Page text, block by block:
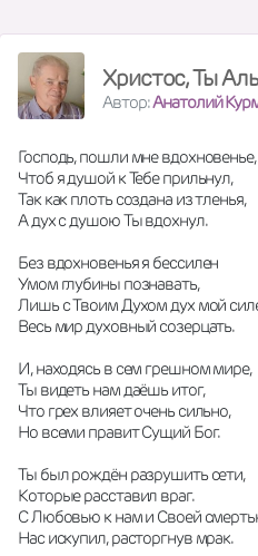
Христос, Ты
Автор:Анатолий
Господь, пошли мне вдохновенье,
Чтоб я душой к Тебе прильнул,
Так как плоть создана из тленья,
А дух с душою Ты вдохнул.
Без вдохновенья я бессилен
Умом глубины познавать,
Лишь с Твоим Духом дух мой
Весь мир духовный созерцать.
И, находясь в сем грешном мире,
Ты видеть нам даёшь итог,
Что грех влияет очень сильно,
Но всеми правит Сущий Бог.
Ты был рождён разрушить сети,
Которые расставил враг.
С Любовью к нам и Своей
Нас искупил, расторгнув мрак.